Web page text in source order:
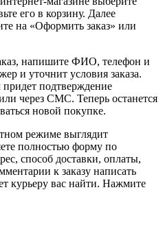
его в корзину. Далее
на «Оформить заказ» или
напишите ФИО, телефон и
и уточнит условия заказа.
придет подтверждение
через СМС. Теперь останется
новой покупке.
режиме выглядит
полностью форму по
способ доставки, оплаты,
к заказу написать
курьеру вас найти. Нажмите